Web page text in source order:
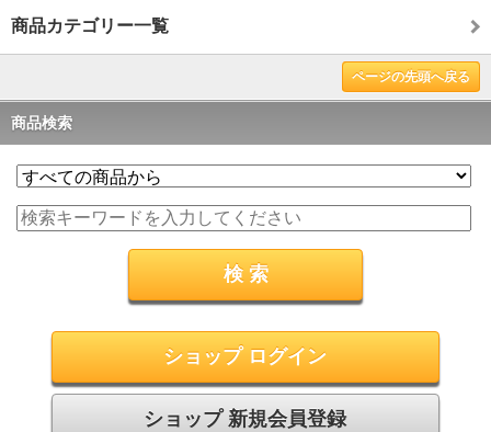
商品カテゴリー一覧
ページの先頭へ戻る
商品検索
ショップ ログイン
ショップ 新規会員登録